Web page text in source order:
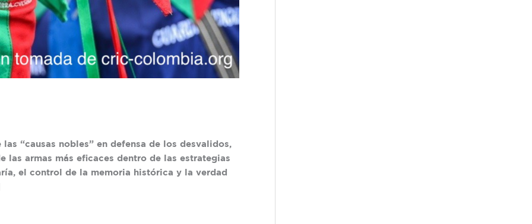
“causas nobles” en defensa de los desvalidos,
las armas más eficaces dentro de las estrategias
el control de la memoria histórica y la verdad